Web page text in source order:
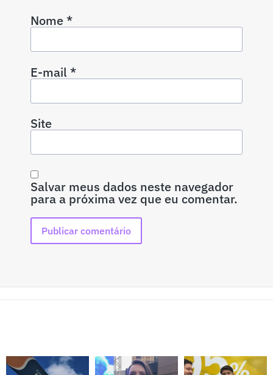
Nome*
E-mail*
Site
Salvar meus dados neste navegador
para a próxima vez que eu comentar.